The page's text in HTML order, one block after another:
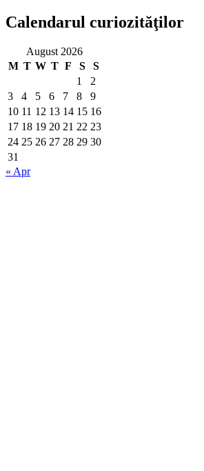
Calendarul curiozităţilor
August 2026
M T W T F S
S
1
2
3
4 5 6 7 8
9
10 11 12 13 14 15 16
17 18 19 20 21 22 23
24 25 26 27 28 29 30
31
« Apr